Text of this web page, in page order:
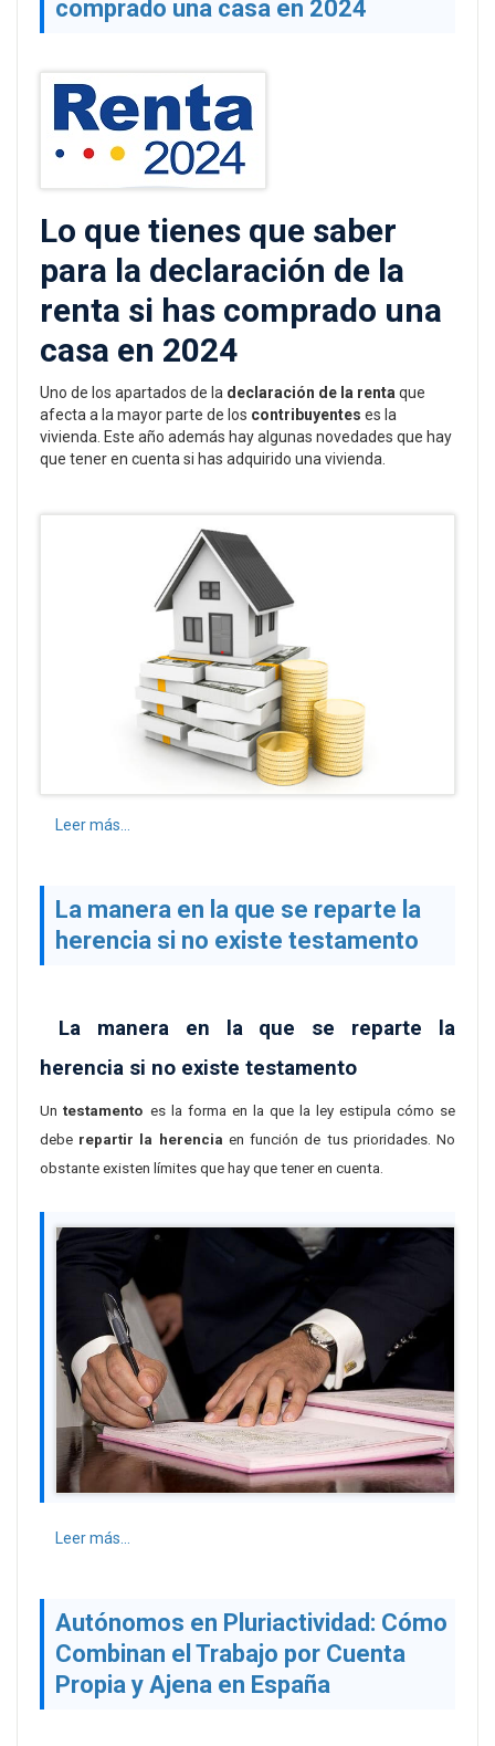
comprado una casa en 2024
Lo que tienes que saber
para la declaración de la
renta si has comprado una
casa en 2024
Uno de los apartados de la declaración de la rentaque
afecta a la mayor parte de los contribuyentes es la
vivienda. Este año además hay algunas novedades que hay
que tener en cuenta si has adquirido una vivienda.
Leer más...
La manera en la que se reparte la
herencia si no existe testamento
La manera en la que se reparte la
herencia si no existe testamento
Un testamento es la forma en la que la ley estipula cómo se
debe repartir la herencia en función de tus prioridades. No
obstante existen límites que hay que tener en cuenta.
Leer más...
Autónomos en Pluriactividad: Cómo
Combinan el Trabajo por Cuenta
Propia y Ajena en España